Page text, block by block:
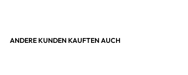
ANDERE KUNDEN KAUFTEN AUCH